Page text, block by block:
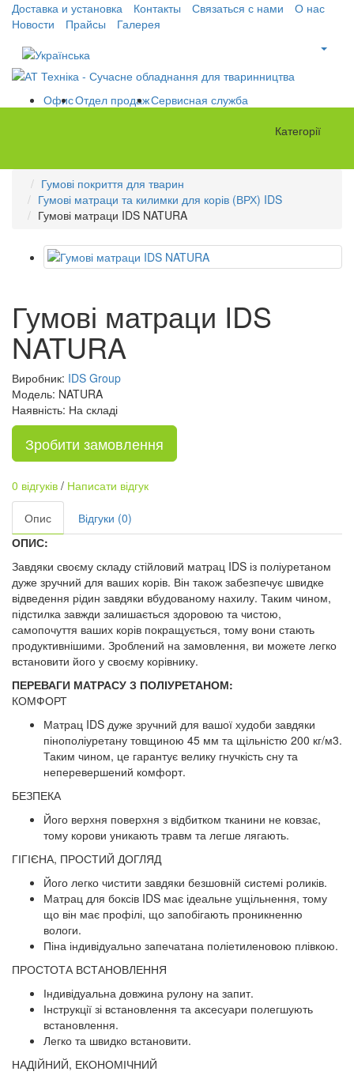
Доставка и установка Контакты Связаться с нами
О нас
Новости
Прайсы Галерея
ОфисОтдел продажСервисная служба
Категорії
Гумові покриття для тварин
Гумові матраци та килимки для корів (ВРХ) IDS
Гумові матраци IDS NATURA
Гумові матраци IDS
NATURA
Виробник: IDS Group
Модель: NATURA
Наявність: На складі
Зробити замовлення
0 відгуків / Написати відгук
Опис
Відгуки (0)
ОПИС:
Завдяки своєму складу стійловий матрац IDS із поліуретаном
дуже зручний для ваших корів. Він також забезпечує швидке
відведення рідин завдяки вбудованому нахилу. Таким чином,
підстилка завжди залишається здоровою та чистою,
самопочуття ваших корів покращується, тому вони стають
продуктивнішими. Зроблений на замовлення, ви можете легко
встановити його у своєму корівнику.
ПЕРЕВАГИ МАТРАСУ З ПОЛІУРЕТАНОМ:
КОМФОРТ
Матрац IDS дуже зручний для вашої худоби завдяки
пінополіуретану товщиною 45 мм та щільністю 200 кг/м3.
Таким чином, це гарантує велику гнучкість сну та
неперевершений комфорт.
БЕЗПЕКА
Його верхня поверхня з відбитком тканини не ковзає,
тому корови уникають травм та легше лягають.
ГІГІЄНА, ПРОСТИЙ ДОГЛЯД
Його легко чистити завдяки безшовній системі роликів.
Матрац для боксів IDS має ідеальне ущільнення, тому
що він має профілі, що запобігають проникненню
вологи.
Піна індивідуально запечатана поліетиленовою плівкою.
ПРОСТОТА ВСТАНОВЛЕННЯ
Індивідуальна довжина рулону на запит.
Інструкції зі встановлення та аксесуари полегшують
встановлення.
Легко та швидко встановити.
НАДІЙНИЙ, ЕКОНОМІЧНИЙ